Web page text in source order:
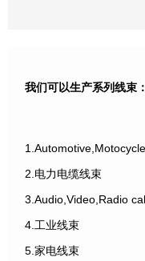
我们可以生产系列线束：
2.电力电缆线束
3.Audio,Video,Radio
4.工业线束
5.家电线束